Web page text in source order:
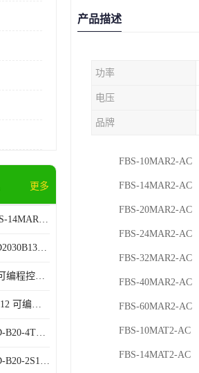
更多
FATEK闽台永宏FBS-14MAR2-AC 可编程控制器 售后有保障
库存永宏MA6-150D2030B13B26 可编程控制器 技术服务
闽台永宏M04TCR 可编程控制器 代理商销售
闽台永宏SD3040C212 可编程控制器 厂家销售
合肥永宏变频器FID-B20-4T1.5G 代理商销售
武汉永宏变频器FID-B20-2S1.5G 厂家销售
产品描述
功率
电压
品牌
FBS-10MAR2-AC
FBS-14MAR2-AC
FBS-20MAR2-AC
FBS-24MAR2-AC
FBS-32MAR2-AC
FBS-40MAR2-AC
FBS-60MAR2-AC
FBS-10MAT2-AC
FBS-14MAT2-AC